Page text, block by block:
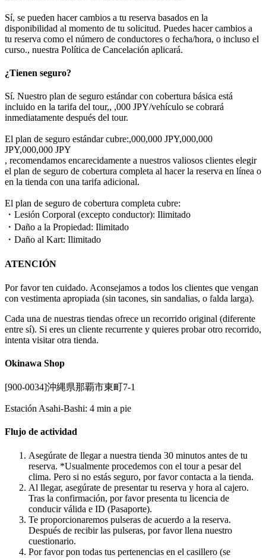
Sí, se pueden hacer cambios a tu reserva basados en la
disponibilidad al momento de tu solicitud. Puedes hacer cambios a
tu reserva como el número de conductores o fecha/hora, o incluso el
curso., nuestra Política de Cancelación aplicará.
¿Tienen seguro?
Sí. Nuestro plan de seguro estándar con cobertura básica está
incluido en la tarifa del tour,, ,000 JPY/vehículo se cobrará
inmediatamente después del tour.
El plan de seguro estándar cubre:,000,000 JPY,000,000
JPY,000,000 JPY
, recomendamos encarecidamente a nuestros valiosos clientes elegir
el plan de seguro de cobertura completa al hacer la reserva en línea o
en la tienda con una tarifa adicional.
El plan de seguro de cobertura completa cubre:
・Lesión Corporal (excepto conductor): Ilimitado
・Daño a la Propiedad: Ilimitado
・Daño al Kart: Ilimitado
ATENCIÓN
Por favor ten cuidado. Aconsejamos a todos los clientes que vengan
con vestimenta apropiada (sin tacones, sin sandalias, o falda larga).
Cada una de nuestras tiendas ofrece un recorrido original (diferente
entre sí). Si eres un cliente recurrente y quieres probar otro recorrido,
intenta visitar otra tienda.
Okinawa Shop
[900-0034]沖縄県那覇市東町7-1
Estación Asahi-Bashi: 4 min a pie
Flujo de actividad
Asegúrate de llegar a nuestra tienda 30 minutos antes de tu
reserva. *Usualmente procedemos con el tour a pesar del
clima. Pero si no estás seguro, por favor contacta a la tienda.
Al llegar, asegúrate de presentar tu reserva y hora al cajero.
Tras la confirmación, por favor presenta tu licencia de
conducir válida e ID (Pasaporte).
Te proporcionaremos pulseras de acuerdo a la reserva.
Después de recibir las pulseras, por favor llena nuestro
cuestionario.
Por favor pon todas tus pertenencias en el casillero (se